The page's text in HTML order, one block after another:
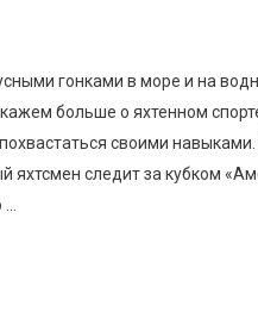
гонками в море и на
больше о яхтенном
своими
яхтсмен следит за кубком